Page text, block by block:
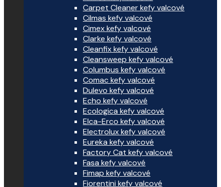
Carpet Cleaner kefy valcové
Cilmas kefy valcové
Cimex kefy valcové
Clarke kefy valcové
Cleanfix kefy valcové
Cleansweep kefy valcové
Columbus kefy valcové
Comac kefy valcové
Dulevo kefy valcové
Echo kefy valcové
Ecologica kefy valcové
Elca-Erco kefy valcové
Electrolux kefy valcové
Eureka kefy valcové
Factory Cat kefy valcové
Fasa kefy valcové
Fimap kefy valcové
Fiorentini kefy valcové